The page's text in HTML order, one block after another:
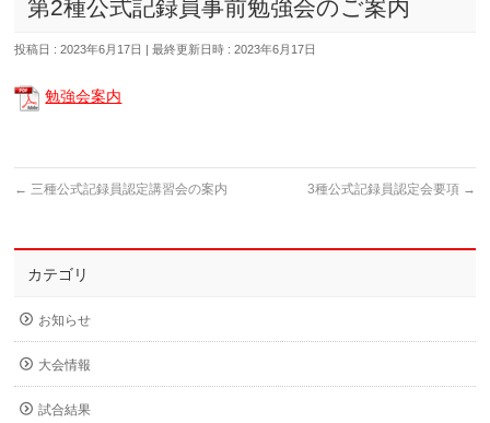
第2種公式記録員事前勉強会のご案内
投稿日 : 2023年6月17日 最終更新日時 : 2023年6月17日
勉強会案内
← 三種公式記録員認定講習会の案内 3種公式記録員認定会要項 →
カテゴリ
お知らせ
大会情報
試合結果